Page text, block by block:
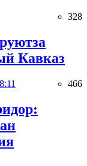
328
Кавказ
466